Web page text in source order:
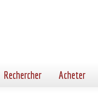
Rechercher Acheter